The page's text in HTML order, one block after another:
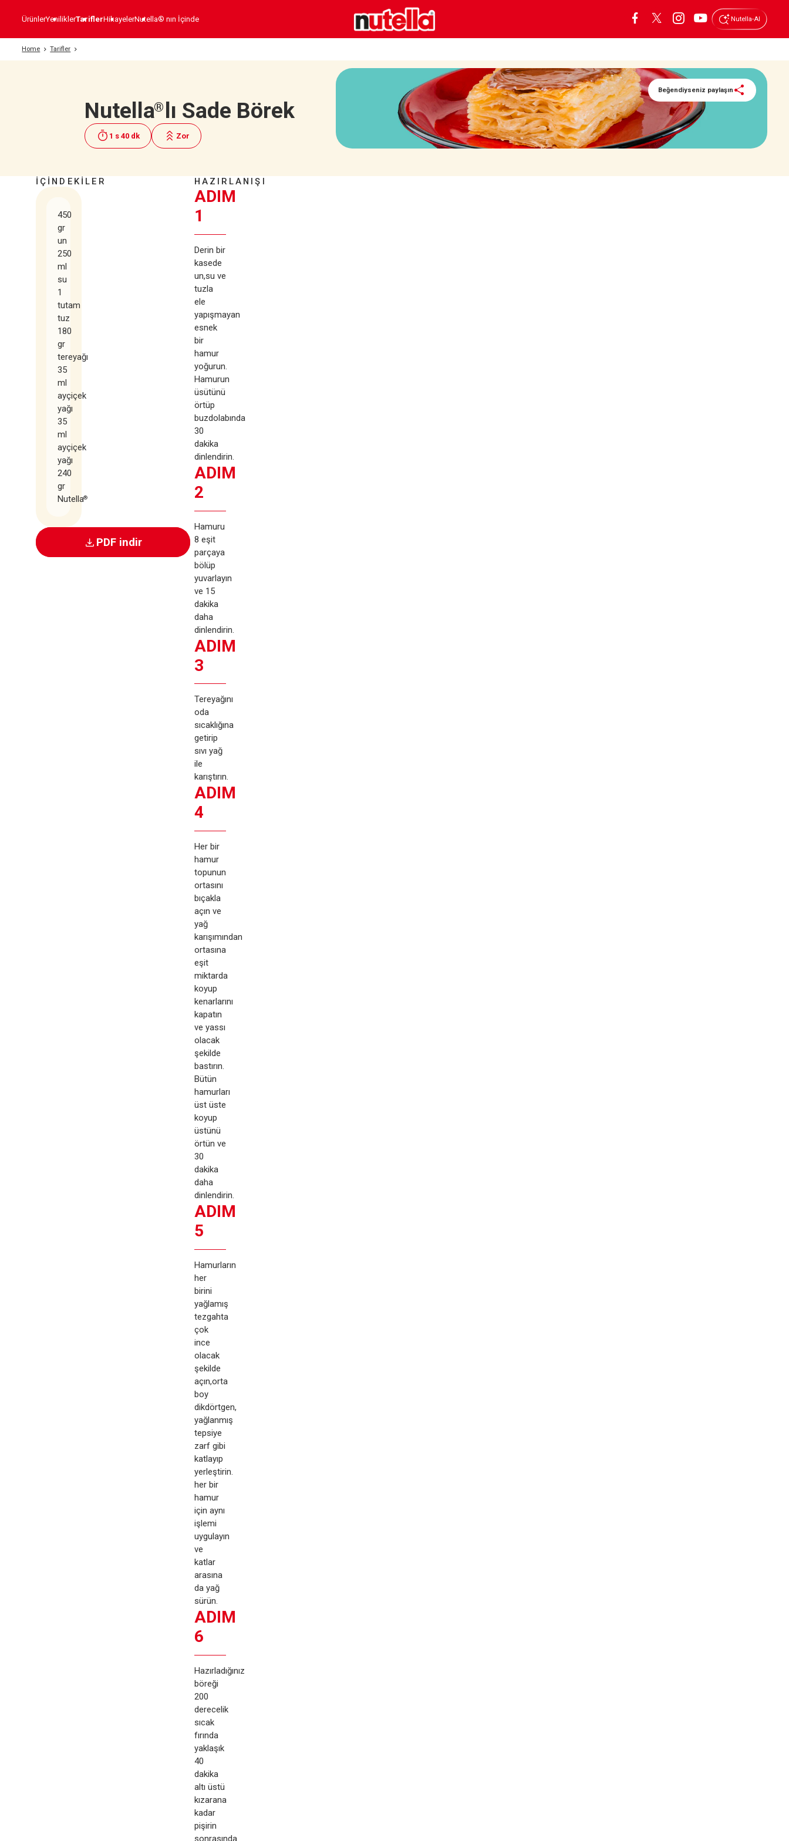
ÜrünlerYeniliklerTariflerHikayelerNutella® nın İçinde Nutella-AI
Home Tarifler
Nutella®lı Sade Börek
1 s 40 dk Zor
Beğendiyseniz paylaşın
İÇİNDEKİLER
450
gr
un
250
ml
su
1
tutam
tuz
180
gr
tereyağı
35
ml
ayçiçek
yağı
35
ml
ayçiçek
yağı
240
gr
Nutella®
PDF indir
HAZIRLANIŞI
ADIM
1
Derin bir
kasede
un,su ve
tuzla
ele
yapışmayan
esnek
bir
hamur
yoğurun.
Hamurun
üsütünü
örtüp
buzdolabında
30
dakika
dinlendirin.
ADIM
2
Hamuru
8 eşit
parçaya
bölüp
yuvarlayın
ve 15
dakika
daha
dinlendirin.
ADIM
3
Tereyağını
oda
sıcaklığına
getirip
sıvı yağ
ile
karıştırın.
ADIM
4
Her bir
hamur
topunun
ortasını
bıçakla
açın ve
yağ
karışımından
ortasına
eşit
miktarda
koyup
kenarlarını
kapatın
ve yassı
olacak
şekilde
bastırın.
Bütün
hamurları
üst üste
koyup
üstünü
örtün ve
30
dakika
daha
dinlendirin.
ADIM
5
Hamurların
her
birini
yağlamış
tezgahta
çok
ince
olacak
şekilde
açın,orta
boy
dikdörtgen,
yağlanmış
tepsiye
zarf gibi
katlayıp
yerleştirin.
her bir
hamur
için aynı
işlemi
uygulayın
ve
katlar
arasına
da yağ
sürün.
ADIM
6
Hazırladığınız
böreği
200
derecelik
sıcak
fırında
yaklaşık
40
dakika
altı üstü
kızarana
kadar
pişirin
sonrasında